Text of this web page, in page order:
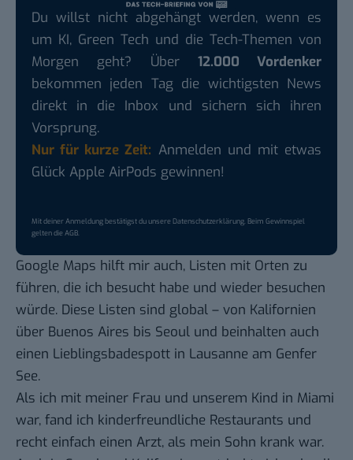
Du willst nicht abgehängt werden, wenn es
um KI, Green Tech und die Tech-Themen von
Morgen geht? Über 12.000 Vordenker
bekommen jeden Tag die wichtigsten News
direkt in die Inbox und sichern sich ihren
Vorsprung.
Nur für kurze Zeit: Anmelden und mit etwas
Glück Apple AirPods gewinnen!
Mit deiner Anmeldung bestätigst du unsereDatenschutzerklärung. Beim Gewinnspiel
gelten dieAGB.
Google Maps hilft mir auch, Listen mit Orten zu
führen, die ich besucht habe und wieder besuchen
würde. Diese Listen sind global – von Kalifornien
über Buenos Aires bis Seoul und beinhalten auch
einen Lieblingsbadespott in Lausanne am Genfer
See.
Als ich mit meiner Frau und unserem Kind in Miami
war, fand ich kinderfreundliche Restaurants und
recht einfach einen Arzt, als mein Sohn krank war.